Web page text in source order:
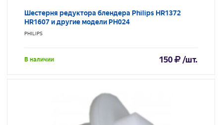
Шестерня редуктора блендера Philips HR1372
HR1607 и другие модели PH024
PHILIPS
В наличии 150 /шт.